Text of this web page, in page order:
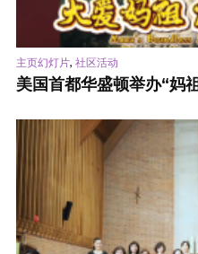
主页幻灯片, 社区活动
美国首都华盛顿举办“妈